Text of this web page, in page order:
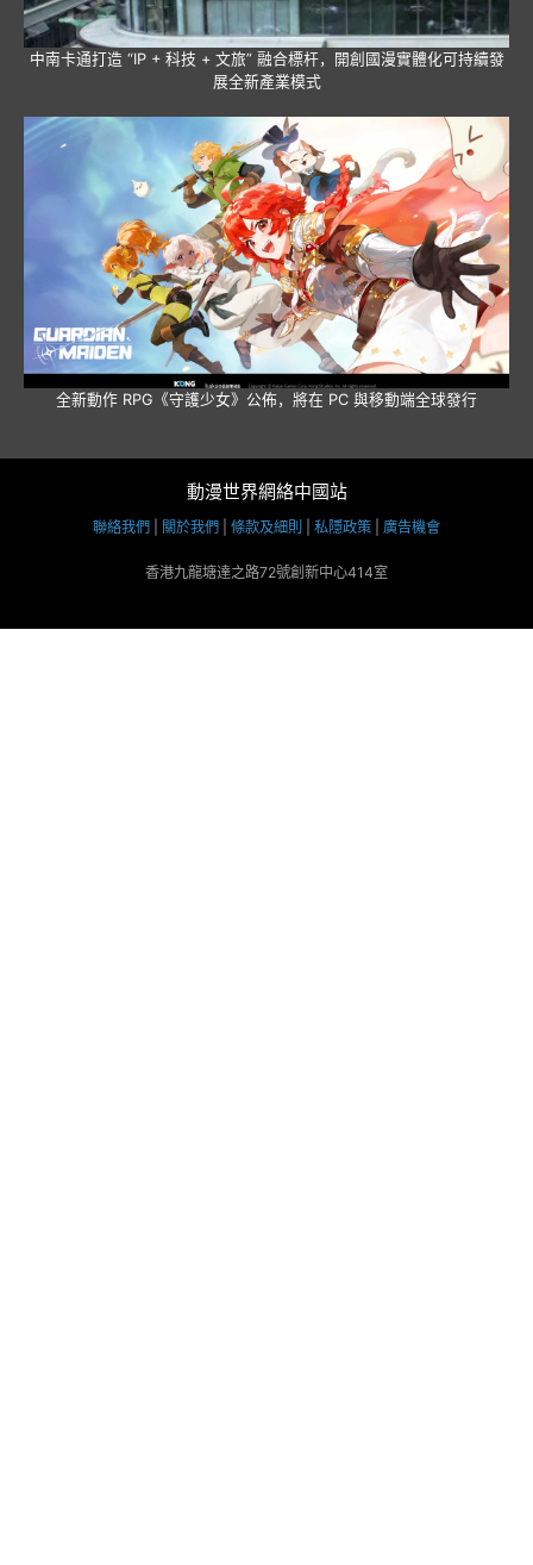
中南卡通打造 “IP + 科技 + 文旅” 融合標杆，開創國漫實體化可持續發
展全新產業模式
全新動作 RPG《守護少女》公佈，將在 PC 與移動端全球發行
動漫世界網絡中國站
聯絡我們 關於我們 條款及細則 私隱政策 廣告機會
香港九龍塘達之路72號創新中心414室